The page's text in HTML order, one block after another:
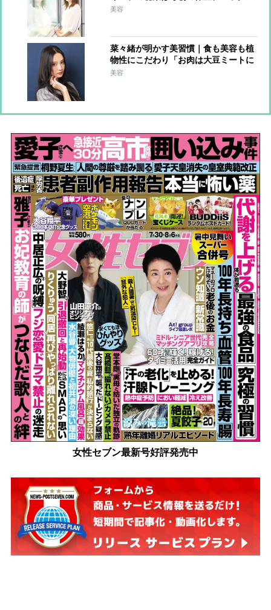
鏡前でのボディ確認【美痩せインタビ
美容
菜々緒が明かす美習慣｜食も美容も植
物性にこだわり「お肉は大豆ミートに
置き換えも」【『七人の秘書』リレー
美容
女性セブン最新号好評発売中